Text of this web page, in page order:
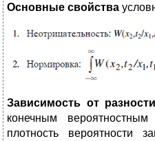
Основные свойства
Зависимость от
конечным вероятностным
плотность вероятности